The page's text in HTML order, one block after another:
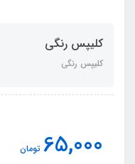
کلیپس رنگی
کلیپس رنگی
65,000 تومان